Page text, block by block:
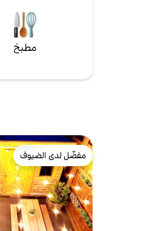
مطبخ
مفضّل لدى الضيوف
مفضّل لدى الضيوف